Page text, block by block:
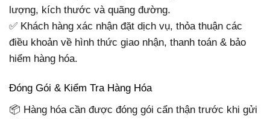
lượng, kích thước và quãng đường.
✅ Khách hàng xác nhận đặt dịch vụ, thỏa thuận các
điều khoản về hình thức giao nhận, thanh toán & bảo
hiểm hàng hóa.
Đóng Gói & Kiểm Tra Hàng Hóa
📦 Hàng hóa cần được đóng gói cẩn thận trước khi gửi